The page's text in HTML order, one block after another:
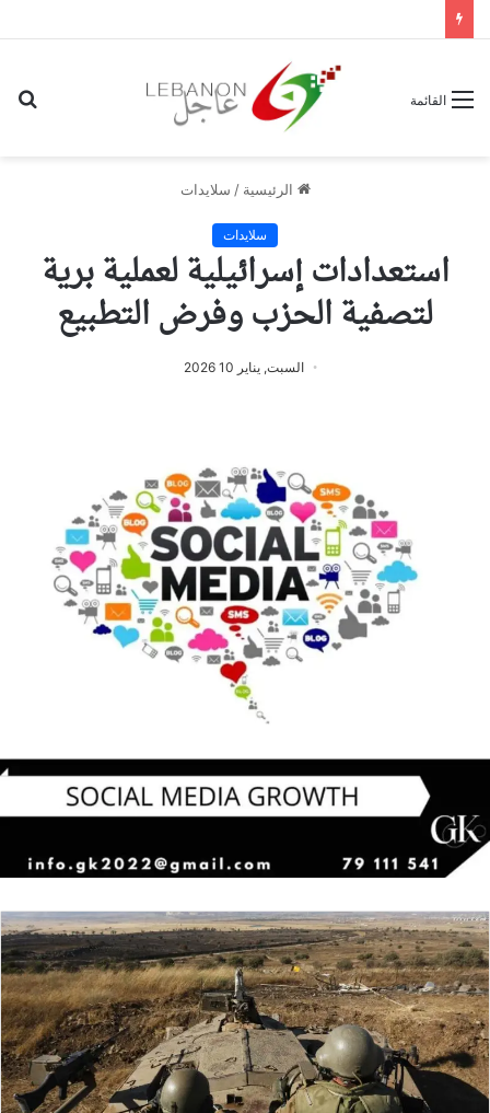
القائمة
الرئيسية / سلايدات
سلايدات
استعدادات إسرائيلية لعملية برية
لتصفية الحزب وفرض التطبيع
السبت, يناير 10 2026